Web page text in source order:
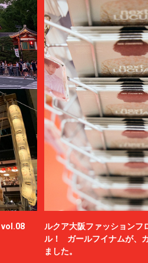
vol.08
ルクア大阪ファッションフ
ル！ ガールフイナムが、
ました。